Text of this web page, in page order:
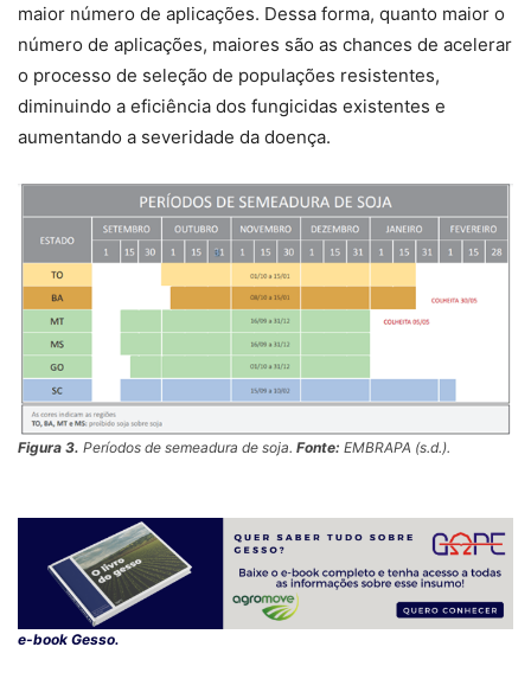
maior número de aplicações. Dessa forma, quanto maior o
número de aplicações, maiores são as chances de acelerar
o processo de seleção de populações resistentes,
diminuindo a eficiência dos fungicidas existentes e
aumentando a severidade da doença.
Figura 3. Períodos de semeadura de soja. Fonte: EMBRAPA (s.d.).
e-book Gesso.